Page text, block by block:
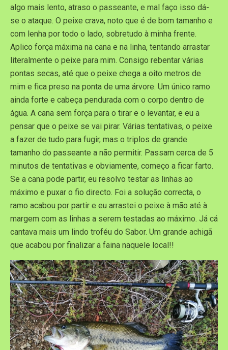
algo mais lento, atraso o passeante, e mal faço isso dá-
se o ataque. O peixe crava, noto que é de bom tamanho e
com lenha por todo o lado, sobretudo à minha frente.
Aplico força máxima na cana e na linha, tentando arrastar
literalmente o peixe para mim. Consigo rebentar várias
pontas secas, até que o peixe chega a oito metros de
mim e fica preso na ponta de uma árvore. Um único ramo
ainda forte e cabeça pendurada com o corpo dentro de
água. A cana sem força para o tirar e o levantar, e eu a
pensar que o peixe se vai pirar. Várias tentativas, o peixe
a fazer de tudo para fugir, mas o triplos de grande
tamanho do passeante a não permitir. Passam cerca de 5
minutos de tentativas e obviamente, começo a ficar farto.
Se a cana pode partir, eu resolvo testar as linhas ao
máximo e puxar o fio directo. Foi a solução correcta, o
ramo acabou por partir e eu arrastei o peixe à mão até à
margem com as linhas a serem testadas ao máximo. Já cá
cantava mais um lindo troféu do Sabor. Um grande achigã
que acabou por finalizar a faina naquele local!!